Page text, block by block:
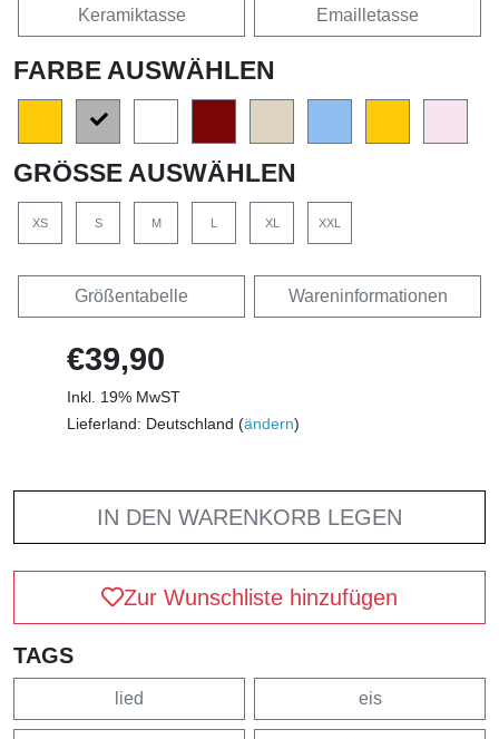
Keramiktasse Emailletasse
FARBE AUSWÄHLEN
GRÖSSE AUSWÄHLEN
XS S M L XL XXL
Größentabelle Wareninformationen
€39,90
Inkl. 19% MwST
Lieferland: Deutschland (ändern)
IN DEN WARENKORB LEGEN
Zur Wunschliste hinzufügen
TAGS
lied eis